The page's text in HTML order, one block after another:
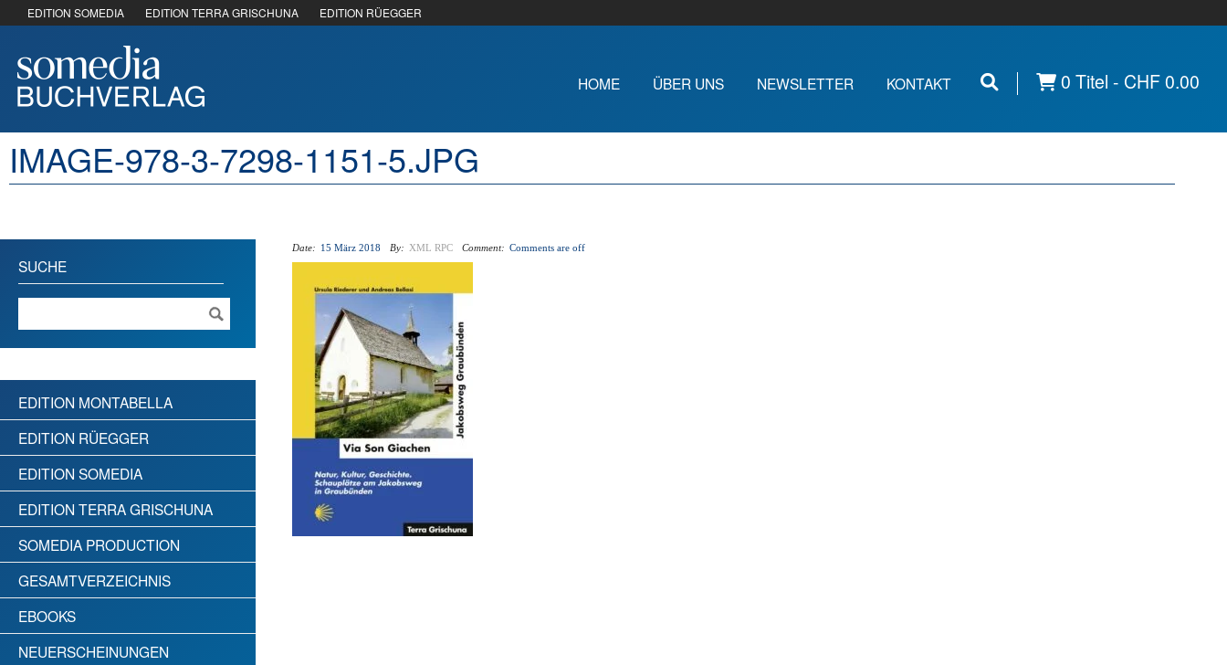
EDITION SOMEDIA EDITION TERRA GRISCHUNA EDITION RÜEGGER
HOME ÜBER UNS NEWSLETTER KONTAKT 0 Titel - CHF0.00
IMAGE-978-3-7298-1151-5.JPG
Date: 15 März 2018 By: XML RPC Comment: Comments are off
SUCHE
EDITION MONTABELLA
EDITION RÜEGGER
EDITION SOMEDIA
EDITION TERRA GRISCHUNA
SOMEDIA PRODUCTION
GESAMTVERZEICHNIS
EBOOKS
NEUERSCHEINUNGEN